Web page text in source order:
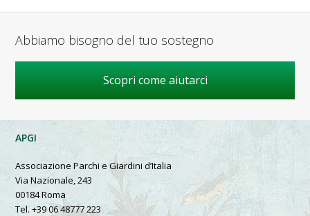
Abbiamo bisogno del tuo sostegno
Scopri come aiutarci
APGI
Associazione Parchi e Giardini d’Italia
Via Nazionale, 243
00184 Roma
Tel. +39 06 48777 223